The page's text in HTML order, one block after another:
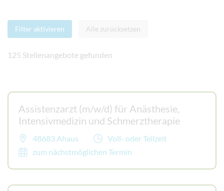
Filter aktivieren Alle zurücksetzen
125 Stellenangebote gefunden
Assistenzarzt (m/w/d) für Anästhesie,
Intensivmedizin und Schmerztherapie
48683 Ahaus
Voll- oder Teilzeit
zum nächstmöglichen Termin